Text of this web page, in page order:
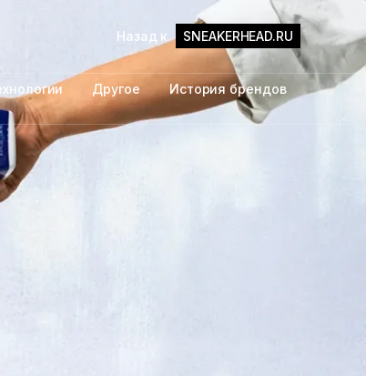
Другое История брендов
Назад к SNEAKERHEAD.RU